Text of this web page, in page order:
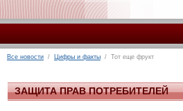
Все новости / Цифры и факты / Тот еще фрукт
ЗАЩИТА ПРАВ ПОТРЕБИТЕЛЕЙ